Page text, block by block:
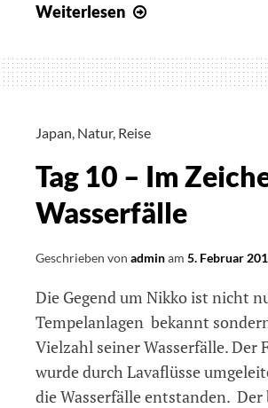
Weiterlesen
–
Transfer
Kyoto
Japan Natur, Reise
Tag 10 – Im
Wasserfälle
Geschrieben von adminam 5. Februar
Die Gegend um Nikko ist nicht
Tempelanlagen bekannt
Vielzahl seiner Wasserfälle. Der
wurde durch Lavaflüsse
die Wasserfälle entstanden.